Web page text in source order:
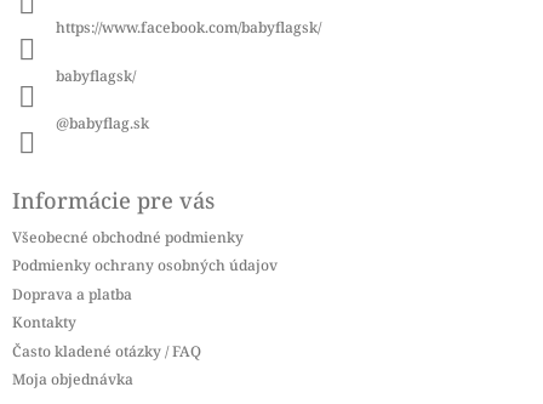
https://www.facebook.com/babyflagsk/
babyflagsk/
@babyflag.sk
Informácie pre vás
Všeobecné obchodné podmienky
Podmienky ochrany osobných údajov
Doprava a platba
Kontakty
Často kladené otázky / FAQ
Moja objednávka